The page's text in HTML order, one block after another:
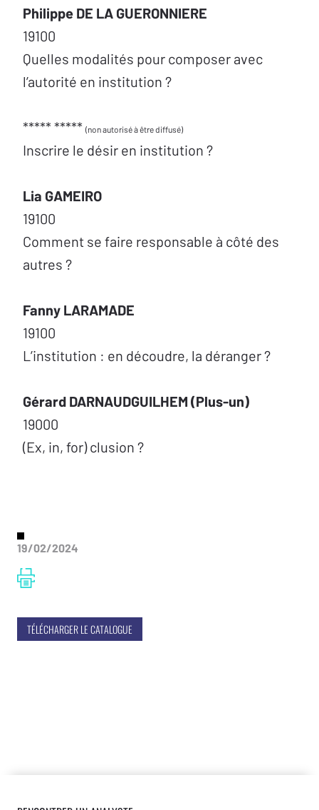
19/02/2024
TÉLÉCHARGER LE CATALOGUE
Philippe DE LA GUERONNIERE
19100
Quelles modalités pour composer avec
l’autorité en institution ?
***** ***** (non autorisé à être diffusé)
Inscrire le désir en institution ?
Lia GAMEIRO
19100
Comment se faire responsable à côté des
autres ?
Fanny LARAMADE
19100
L’institution : en découdre, la déranger ?
Gérard DARNAUDGUILHEM (Plus-un)
19000
(Ex, in, for) clusion ?